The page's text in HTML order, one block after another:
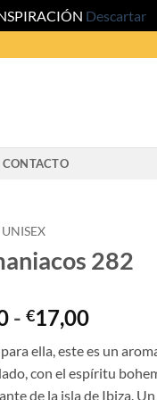
Descartar
CONTACTO
UNISEX
282
- €17,00Rango
desde
ella, este es un
con el espíritu
de la isla de Ibiza.